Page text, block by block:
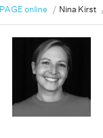
PAGE online Nina Kirst